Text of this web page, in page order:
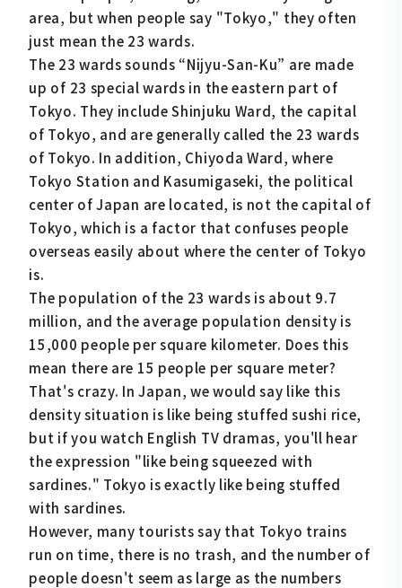
area, but when people say "Tokyo," they often
just mean the 23 wards.
The 23 wards sounds “Nijyu-San-Ku” are made
up of 23 special wards in the eastern part of
Tokyo. They include Shinjuku Ward, the capital
of Tokyo, and are generally called the 23 wards
of Tokyo. In addition, Chiyoda Ward, where
Tokyo Station and Kasumigaseki, the political
center of Japan are located, is not the capital of
Tokyo, which is a factor that confuses people
overseas easily about where the center of Tokyo
is.
The population of the 23 wards is about 9.7
million, and the average population density is
15,000 people per square kilometer. Does this
mean there are 15 people per square meter?
That's crazy. In Japan, we would say like this
density situation is like being stuffed sushi rice,
but if you watch English TV dramas, you'll hear
the expression "like being squeezed with
sardines." Tokyo is exactly like being stuffed
with sardines.
However, many tourists say that Tokyo trains
run on time, there is no trash, and the number of
people doesn't seem as large as the numbers